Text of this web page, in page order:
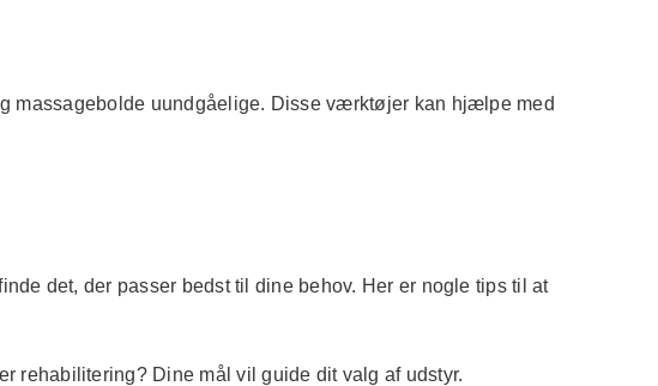
massagebolde uundgåelige. Disse værktøjer kan hjælpe med
det, der passer bedst til dine behov. Her er nogle tips til at
rehabilitering? Dine mål vil guide dit valg af udstyr.